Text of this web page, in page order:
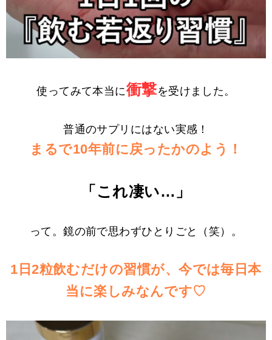
使ってみて本当に衝撃を受けました。
普通のサプリにはない実感！
まるで10年前に戻ったかのよう！
「これ凄い…」
って。鏡の前で思わずひとりごと（笑）。
1日2粒飲むだけの習慣が、今では毎日本
当に楽しみなんです♡